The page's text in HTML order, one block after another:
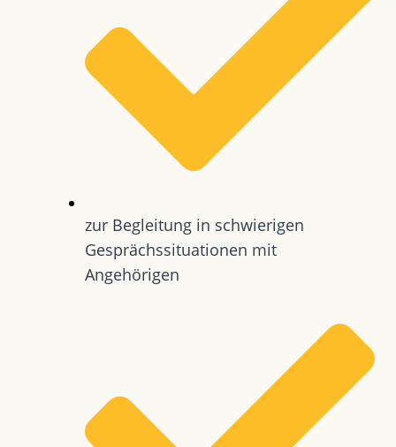
zur Begleitung in schwierigen
Gesprächssituationen mit
Angehörigen